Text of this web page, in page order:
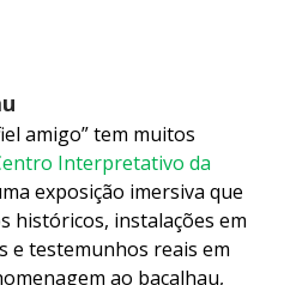
amigo” tem muitos
Interpretativo da
exposição imersiva que
históricos, instalações em
e testemunhos reais em
ao bacalhau,